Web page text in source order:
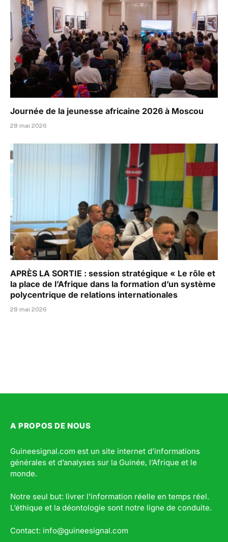
Journée de la jeunesse africaine 2026 à Moscou
28 mai 2026
APRÈS LA SORTIE : session stratégique « Le rôle et
la place de l’Afrique dans la formation d’un système
polycentrique de relations internationales
28 mai 2026
A PROPOS DE NOUS
Guineesignal.com est un site internet d’informations
générales et d’analyses sur la Guinée, l’Afrique et le
monde.
Notre seul but: livrer l’information réelle en temps réel.
L’éthique et la déontologie sont notre ligne de conduite.
Contact: info@guineesignal.com